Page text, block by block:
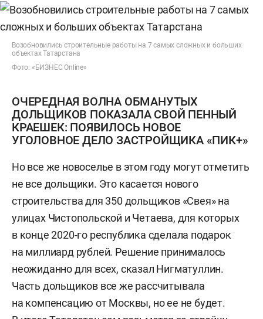
Возобновились строительные работы на 7 самых сложных и больших
объектах Татарстана
Фото: «БИЗНЕС Online»
ОЧЕРЕДНАЯ ВОЛНА ОБМАНУТЫХ
ДОЛЬЩИКОВ ПОКАЗАЛА СВОЙ ПЕННЫЙ
КРАЕШЕК: ПОЯВИЛОСЬ НОВОЕ
УГОЛОВНОЕ ДЕЛО ЗАСТРОЙЩИКА «ПИК+»
Но все же новоселье в этом году могут отметить
не все дольщики. Это касается нового
строительства для 350 дольщиков «Свея» на
улицах Чистопольской и Четаева, для которых
в конце 2020-го республика сделала подарок
на миллиард рублей. Решение принималось
неожиданно для всех, сказал Нигматуллин.
Часть дольщиков все же рассчитывала
на компенсацию от Москвы, но ее не будет.